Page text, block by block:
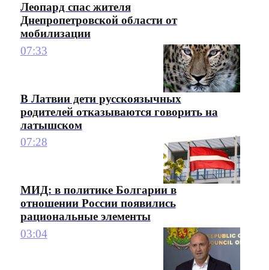
Леопард спас жителя
Днепропетровской области от
мобилизации
07:33
В Латвии дети русскоязычных
родителей отказываются говорить на
латышском
07:28
МИД: в политике Болгарии в
отношении России появились
рациональные элементы
03:04